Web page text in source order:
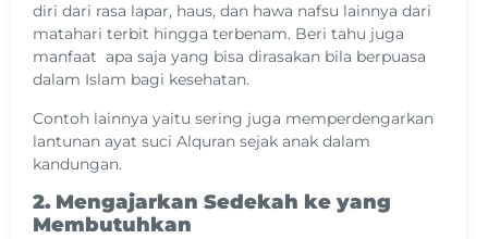
diri dari rasa lapar, haus, dan hawa nafsu lainnya dari
matahari terbit hingga terbenam. Beri tahu juga
manfaat apa saja yang bisa dirasakan bila berpuasa
dalam Islam bagi kesehatan.
Contoh lainnya yaitu sering juga memperdengarkan
lantunan ayat suci Alquran sejak anak dalam
kandungan.
2. Mengajarkan Sedekah ke yang
Membutuhkan